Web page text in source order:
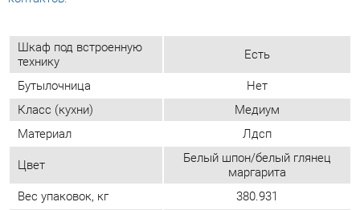
Цвет
Белый шпон/белый глянец
Вес упаковок, кг
380.931
Объем упаковок, м3
0.944
Угловой модуль
Есть
Стиль интерьера
Современный
Материал столешницы Постформинг